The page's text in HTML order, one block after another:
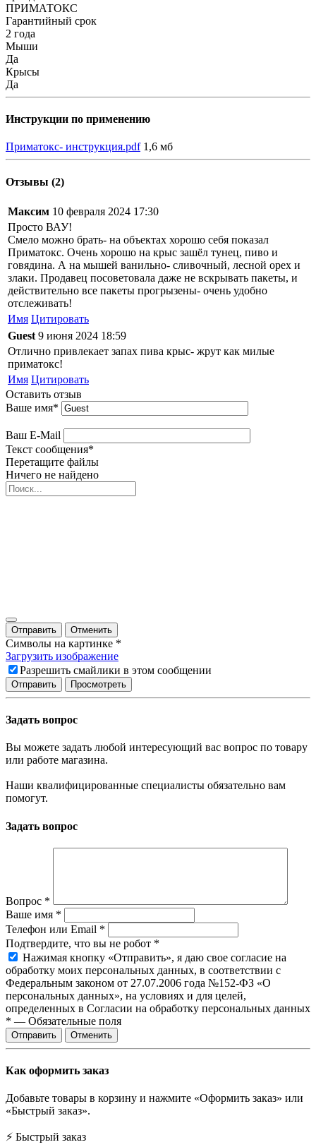
ПРИМАТОКС
Гарантийный срок
2 года
Мыши
Да
Крысы
Да
Инструкции по применению
Приматокс- инструкция.pdf 1,6 мб
Отзывы (2)
Максим 10 февраля 2024 17:30
Просто ВАУ!
Смело можно брать- на объектах хорошо себя показал
Приматокс. Очень хорошо на крыс зашёл тунец, пиво и
говядина. А на мышей ванильно- сливочный, лесной орех и
злаки. Продавец посоветовала даже не вскрывать пакеты, и
действительно все пакеты прогрызены- очень удобно
отслеживать!
Имя Цитировать
Guest 9 июня 2024 18:59
Отлично привлекает запах пива крыс- жрут как милые
приматокс!
Имя Цитировать
Оставить отзыв
Ваше имя*
Ваш E-Mail
Текст сообщения*
Перетащите файлы
Ничего не найдено
Отправить Отменить
Символы на картинке *
Загрузить изображение
Разрешить смайлики в этом сообщении
Задать вопрос
Вы можете задать любой интересующий вас вопрос по товару
или работе магазина.
Наши квалифицированные специалисты обязательно вам
помогут.
Задать вопрос
Вопрос *
Ваше имя *
Телефон или Email *
Подтвердите, что вы не робот *
Нажимая кнопку «Отправить», я даю свое согласие на
обработку моих персональных данных, в соответствии с
Федеральным законом от 27.07.2006 года №152-ФЗ «О
персональных данных», на условиях и для целей,
определенных в Согласии на обработку персональных данных
* — Обязательные поля
Отправить Отменить
Как оформить заказ
Добавьте товары в корзину и нажмите «Оформить заказ» или
«Быстрый заказ».
⚡ Быстрый заказ